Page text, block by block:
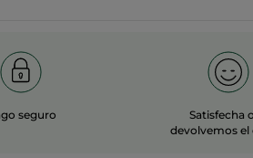
seguro
Satisfecha
devolvemos el